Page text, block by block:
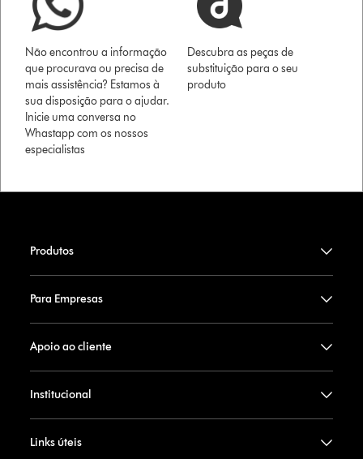
Não encontrou a informação
que procurava ou precisa de
mais assistência? Estamos à
sua disposição para o ajudar.
Inicie uma conversa no
Whastapp com os nossos
especialistas
Descubra as peças de
substituição para o seu
produto
Produtos
Para Empresas
Apoio ao cliente
Institucional
Links úteis